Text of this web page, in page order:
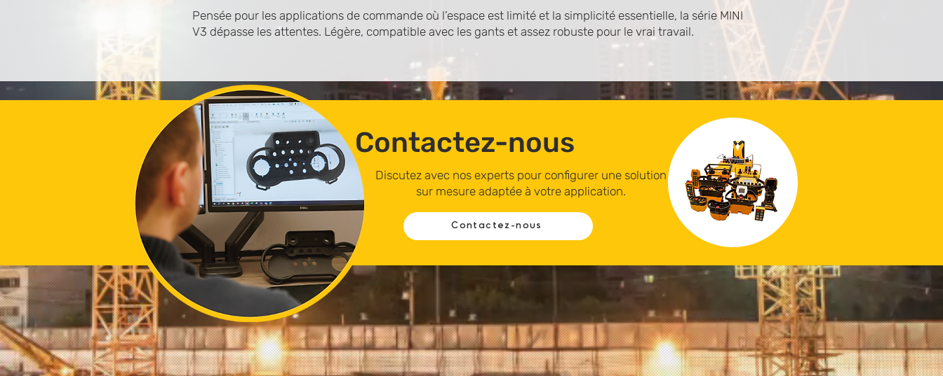
Pensée pour les applications de commande où l’espace est limité et la simplicité essentielle, la série MINI
V3 dépasse les attentes. Légère, compatible avec les gants et assez robuste pour le vrai travail.
Discutez avec nos experts pour configurer une solution
sur mesure adaptée à votre application.
Contactez-nous
Contactez-nous